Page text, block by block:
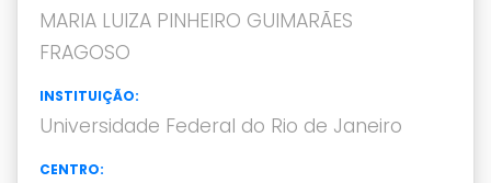
MARIA LUIZA PINHEIRO GUIMARÃES
FRAGOSO
INSTITUIÇÃO:
Universidade Federal do Rio de Janeiro
CENTRO: